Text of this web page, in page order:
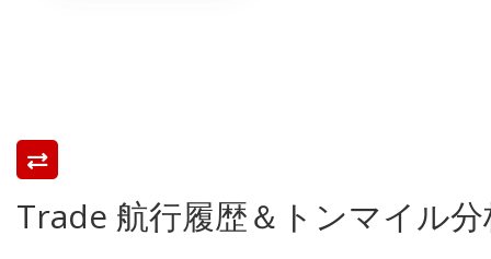
Trade 航行履歴＆トンマイル